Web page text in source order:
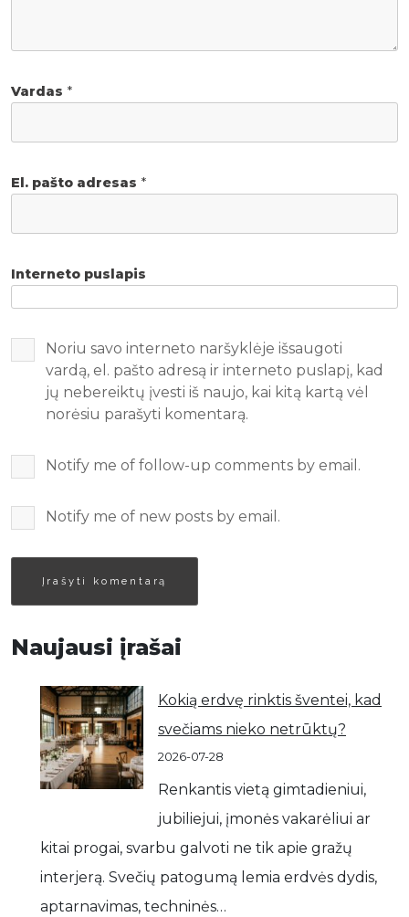
Vardas *
El. pašto adresas *
Interneto puslapis
Noriu savo interneto naršyklėje išsaugoti
vardą, el. pašto adresą ir interneto puslapį, kad
jų nebereiktų įvesti iš naujo, kai kitą kartą vėl
norėsiu parašyti komentarą.
Notify me of follow-up comments by email.
Notify me of new posts by email.
Naujausi įrašai
Kokią erdvę rinktis šventei, kad
svečiams nieko netrūktų?
2026-07-28
Renkantis vietą gimtadieniui,
jubiliejui, įmonės vakarėliui ar
kitai progai, svarbu galvoti ne tik apie gražų
interjerą. Svečių patogumą lemia erdvės dydis,
aptarnavimas, techninės…